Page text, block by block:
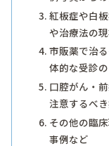
紅板症や白
や治療法の
市販薬で治
体的な受診
口腔がん・
注意するべ
その他の臨
事例など